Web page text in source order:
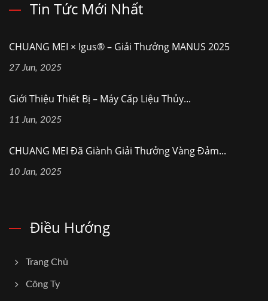
Tin Tức Mới Nhất
CHUANG MEI × Igus® – Giải Thưởng MANUS 2025
27 Jun, 2025
Giới Thiệu Thiết Bị – Máy Cấp Liệu Thủy...
11 Jun, 2025
CHUANG MEI Đã Giành Giải Thưởng Vàng Đảm...
10 Jan, 2025
Điều Hướng
Trang Chủ
Công Ty